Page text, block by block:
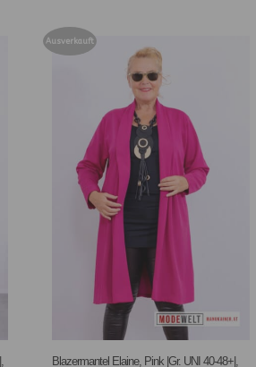
Ausverkauft
Blazermantel Elaine, Pink |Gr. UNI 40-48+|,